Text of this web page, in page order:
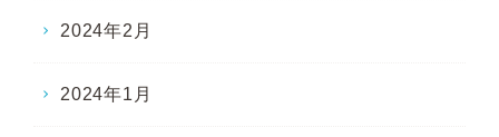
2024年2月
2024年1月